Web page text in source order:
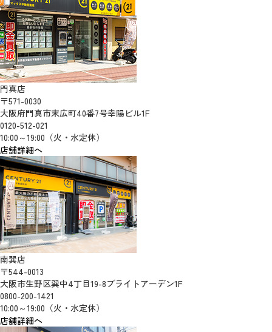
門真店
〒571-0030
大阪府門真市末広町40番7号幸陽ビル1F
0120-512-021
10:00～19:00（火・水定休）
店舗詳細へ
南巽店
〒544-0013
大阪市生野区巽中4丁目19-8ブライトアーデン1F
0800-200-1421
10:00～19:00（火・水定休）
店舗詳細へ